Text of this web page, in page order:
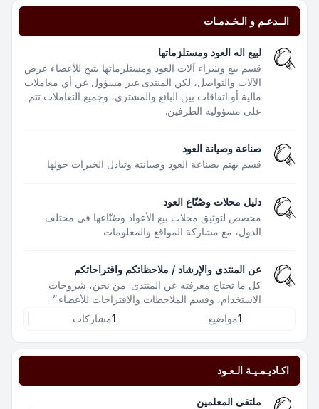
الــدعـم و الـخـدمـات
لبيع اله العود ومستلزماتها
قسم بيع وشراء آلات العود ومستلزماتها يتيح للأعضاء عرض
الآلات والتواصل، لكن المنتدى غير مسؤول عن أي معاملات
مالية أو اتفاقات بين البائع والمشتري، وجميع التعاملات تتم
على مسؤولية الطرفين.
صناعة وصيانة العود
قسم يهتم بصناعة العود وصيانته وتبادل الخبرات حولها.
دليل محلات وصُنّاع العود
مخصص لتوثيق محلات بيع الأعواد وصُنّاعها في مختلف
الدول، مع مشاركة المواقع والمعلومات
عن المنتدى والإرشاد / ملاحظاتكم واقتراحاتكم
كل ما تحتاج معرفته عن المنتدى: من نحن، شروحات
الاستخدام، وقسم الملاحظات والاقتراحات للأعضاء.”
1مواضيع 1مشاركات
اكـاديـمـيـة الـعـود
ملتقى المعلمين